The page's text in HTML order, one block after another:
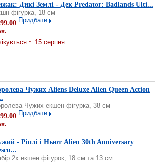
Дикі Землі - Дек Predator: Badlands Ulti...
фігурка, 18 см
Придбати
~ 15 серпня
Чужих Aliens Deluxe Alien Queen Action
Чужих екшен-фігурка, 38 см
Придбати
- Ріплі і Ньют Alien 30th Anniversary
2х екшен фігурок, 18 см та 13 см